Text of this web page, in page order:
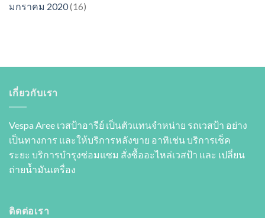
มกราคม 2020(16)
เกี่ยวกับเรา
Vespa Aree เวสป้าอารีย์ เป็นตัวแทนจำหน่าย รถเวสป้า อย่าง
เป็นทางการ และให้บริการหลังขาย อาทิเช่น บริการเช็ค
ระยะ บริการบำรุงซ่อมแซม สั่งซื้ออะไหล่เวสป้า และ เปลี่ยน
ถ่ายนํ้ามันเครื่อง
ติดต่อเรา